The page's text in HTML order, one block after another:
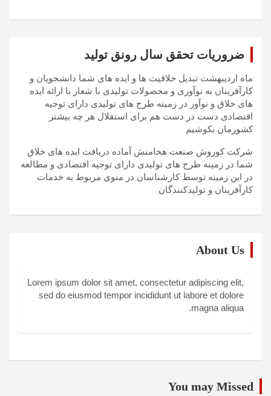
ضروریات تحقق سال رونق تولید
ماه اردیبهشت تبدیل خلاقیت ها و ایده های شما دانشجویان و
کارآفرینان به نوآوری و محصولات تولیدی با شعار با ارائه ایده
های خلاق و نوآور در زمینه طرح های تولیدی دارای توجیه
اقتصادی دست در دست هم برای استقلال هر چه بیشتر
کشورمان بکوشیم
شرکت کوروش صنعت هخامنش آماده دریافت ایده های خلاق
شما در زمینه طرح های تولیدی دارای توجیه اقتصادی و مطالعه
در این زمینه توسط کارشناسان در منوی مربوط به خدمات
کارآفرینان و تولیدکنندگان
About Us
Lorem ipsum dolor sit amet, consectetur adipiscing elit,
sed do eiusmod tempor incididunt ut labore et dolore
magna aliqua.
You may Missed